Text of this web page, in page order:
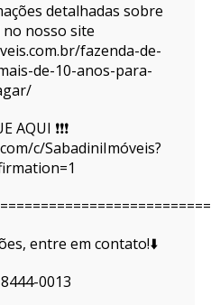
detalhadas sobre
nosso site
fazenda-de-
de-10-anos-para-
AQUI ❗❗❗
c/SabadiniImóveis?
entre em contato!⬇️
0013